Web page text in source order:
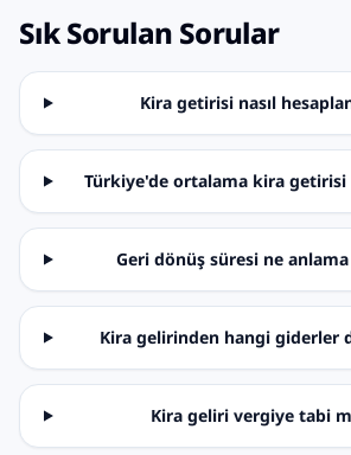
Sık Sorulan Sorular
Kira getirisi nasıl
Türkiye'de ortalama kira getirisi
Geri dönüş süresi ne
Kira gelirinden hangi giderler
Kira geliri vergiye tabi